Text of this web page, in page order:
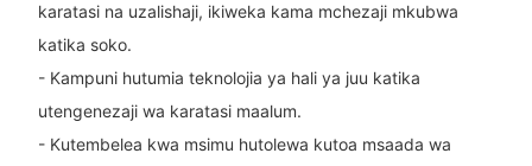
karatasi na uzalishaji, ikiweka kama mchezaji mkubwa
katika soko.
- Kampuni hutumia teknolojia ya hali ya juu katika
utengenezaji wa karatasi maalum.
- Kutembelea kwa msimu hutolewa kutoa msaada wa